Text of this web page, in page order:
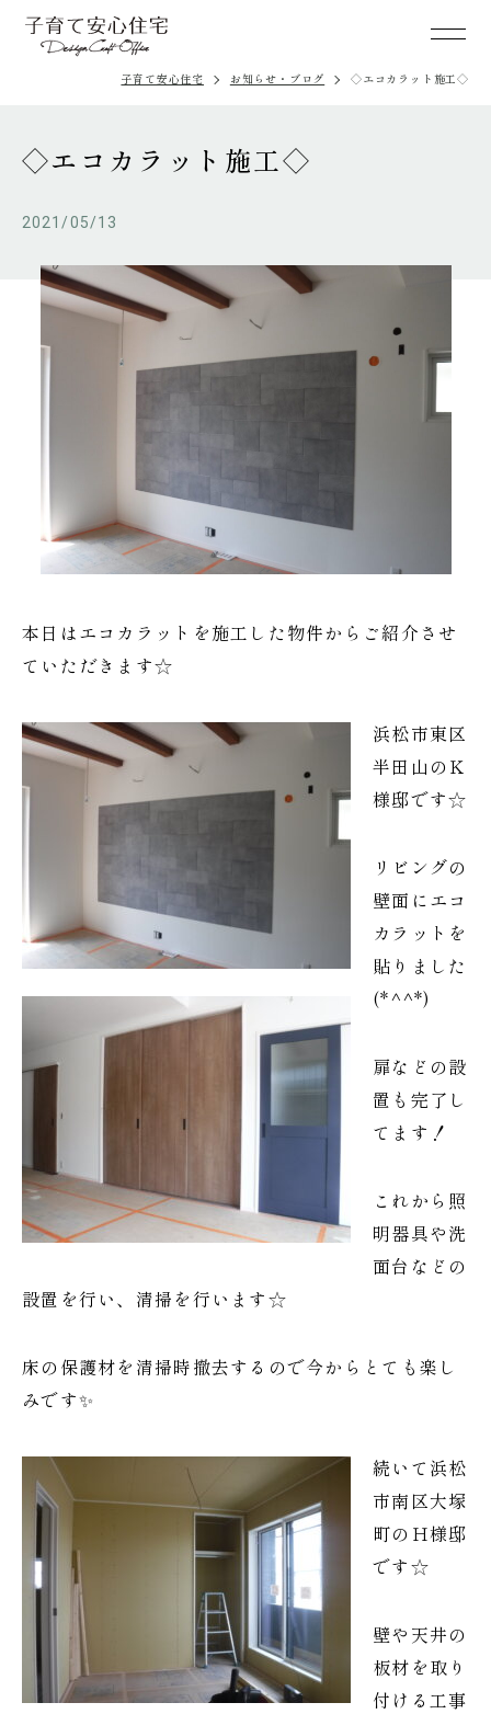
子育て安心住宅 お知らせ・ブログ ◇エコカラット施工◇
◇エコカラット施工◇
2021/05/13
本日はエコカラットを施工した物件からご紹介させ
ていただきます☆
浜松市東区
半田山のＫ
様邸です☆
リビングの
壁面にエコ
カラットを
貼りました
(*^^*)
扉などの設
置も完了し
てます！
これから照
明器具や洗
面台などの
設置を行い、清掃を行います☆
床の保護材を清掃時撤去するので今からとても楽し
みです✨
続いて浜松
市南区大塚
町のＨ様邸
です☆
壁や天井の
板材を取り
付ける工事